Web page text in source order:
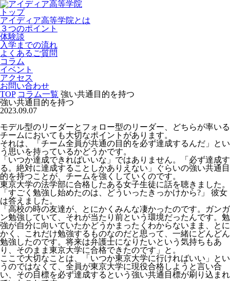
トップ
アイディア高等学院とは
３つのポイント
体験談
入学までの流れ
よくあるご質問
コラム
イベント
アクセス
お問い合わせ
TOP コラム一覧 強い共通目的を持つ
強い共通目的を持つ
2023.09.07
モデル型のリーダーとフォロー型のリーダー、どちらが率いる
チームにおいても大切なポイントがあります。
それは、「チーム全員が共通の目的を必ず達成するんだ」とい
う思いを持っているかどうかです。
「いつか達成できればいいな」ではありません。「必ず達成す
る。絶対に達成することしかありえない」ぐらいの強い共通目
的を持つことが、チームを強くしていくのです。
東京大学の法学部に合格したある女子生徒に話を聴きました。
「すごく勉強し始めたのは、どういったきっかけから?」 彼女
は答えました。
「高校の時の友達が、とにかくみんな凄かったのです。ガンガ
ン勉強していて、それが当たり前という環境だったんです。勉
強が自分に向いていたかどうかまったくわからないまま、とに
かく、これだけ勉強するものなのだと思って、一緒にどんどん
勉強したのです。将来は弁護士になりたいという気持ちもあ
り、そのまま東京大学に合格できたのです」と。
ここで大切なことは、「いつか東京大学に行ければいい」とい
うのではなくて、全員が東京大学に現役合格しようと言い合
い、その目標を必ず達成するという強い共通目標が刷り込まれ